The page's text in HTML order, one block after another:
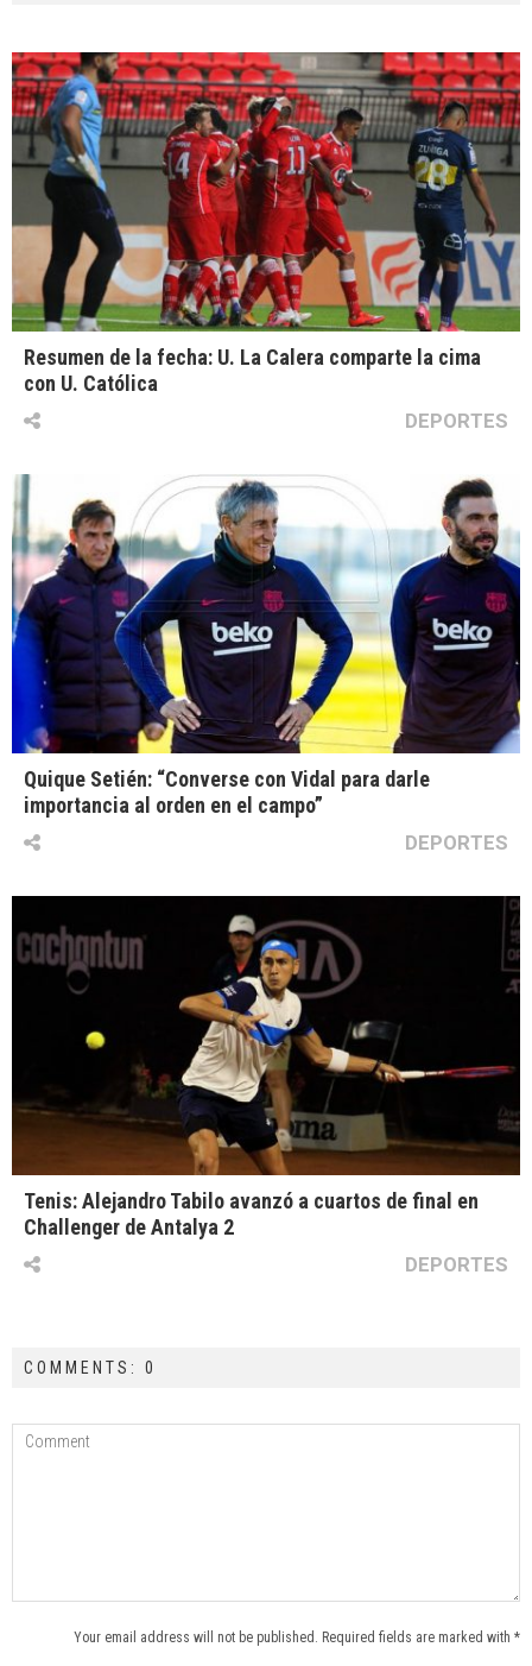
Resumen de la fecha: U. La Calera comparte la cima
con U. Católica
DEPORTES
Quique Setién: “Converse con Vidal para darle
importancia al orden en el campo”
DEPORTES
Tenis: Alejandro Tabilo avanzó a cuartos de final en
Challenger de Antalya 2
DEPORTES
COMMENTS: 0
Your email address will not be published. Required fields are marked with *